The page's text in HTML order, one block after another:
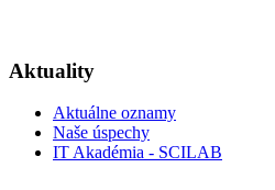
Aktuality
Aktuálne oznamy
Naše úspechy
IT Akadémia - SCILAB